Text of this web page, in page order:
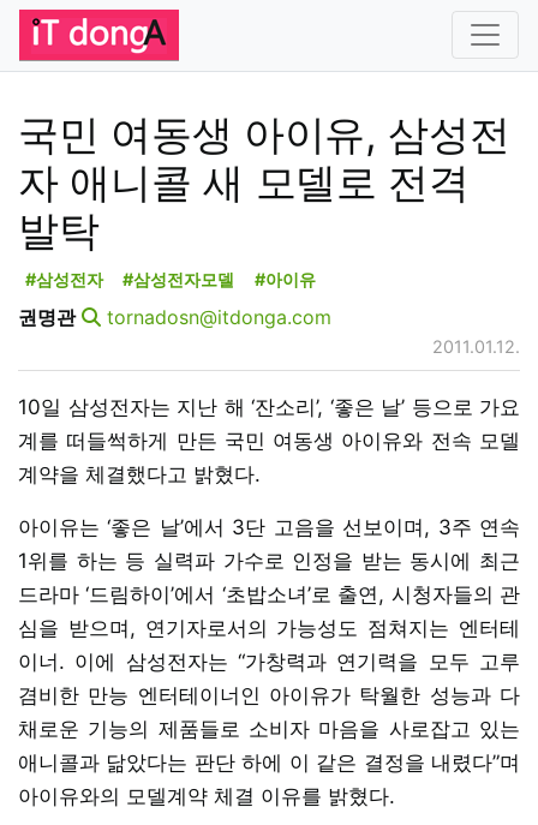
국민 여동생 아이유, 삼성전
자 애니콜 새 모델로 전격
발탁
#삼성전자 #삼성전자모델 #아이유
권명관 tornadosn@itdonga.com
2011.01.12.
10일 삼성전자는 지난 해 ‘잔소리’, ‘좋은 날’ 등으로 가요
계를 떠들썩하게 만든 국민 여동생 아이유와 전속 모델
계약을 체결했다고 밝혔다.
아이유는 ‘좋은 날’에서 3단 고음을 선보이며, 3주 연속
1위를 하는 등 실력파 가수로 인정을 받는 동시에 최근
드라마 ‘드림하이’에서 ‘초밥소녀’로 출연, 시청자들의 관
심을 받으며, 연기자로서의 가능성도 점쳐지는 엔터테
이너. 이에 삼성전자는 “가창력과 연기력을 모두 고루
겸비한 만능 엔터테이너인 아이유가 탁월한 성능과 다
채로운 기능의 제품들로 소비자 마음을 사로잡고 있는
애니콜과 닮았다는 판단 하에 이 같은 결정을 내렸다”며
아이유와의 모델계약 체결 이유를 밝혔다.